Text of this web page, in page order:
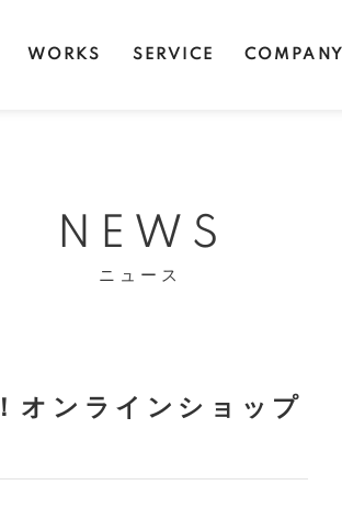
WORKS SERVICE COMPANY
NEWS
ニュース
オンラインショップ